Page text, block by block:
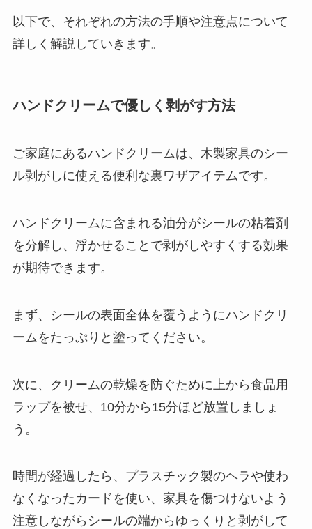
以下で、それぞれの方法の手順や注意点について
詳しく解説していきます。
ハンドクリームで優しく剥がす方法
ご家庭にあるハンドクリームは、木製家具のシー
ル剥がしに使える便利な裏ワザアイテムです。
ハンドクリームに含まれる油分がシールの粘着剤
を分解し、浮かせることで剥がしやすくする効果
が期待できます。
まず、シールの表面全体を覆うようにハンドクリ
ームをたっぷりと塗ってください。
次に、クリームの乾燥を防ぐために上から食品用
ラップを被せ、10分から15分ほど放置しましょ
う。
時間が経過したら、プラスチック製のヘラや使わ
なくなったカードを使い、家具を傷つけないよう
注意しながらシールの端からゆっくりと剥がして